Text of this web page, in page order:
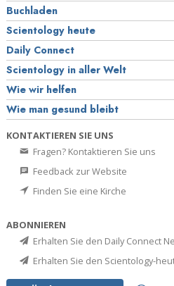
Buchladen
Scientology heute
Daily Connect
Scientology in aller Welt
Wie wir helfen
Wie man gesund bleibt
KONTAKTIEREN SIE UNS
Fragen? Kontaktieren Sie uns
Feedback zur Website
Finden Sie eine Kirche
ABONNIEREN
Erhalten Sie den Daily Connect
Erhalten Sie den Scientology-